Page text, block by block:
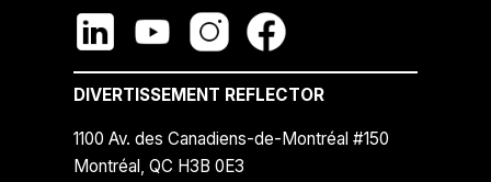
DIVERTISSEMENT REFLECTOR
1100 Av. des Canadiens-de-Montréal #150
Montréal, QC H3B 0E3